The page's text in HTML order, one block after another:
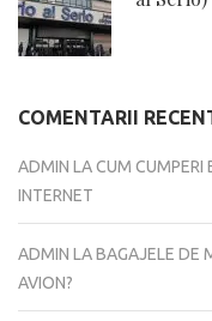
COMENTARII
ADMIN LACUM CUMPERI
INTERNET
ADMIN LABAGAJELE DE
AVION?